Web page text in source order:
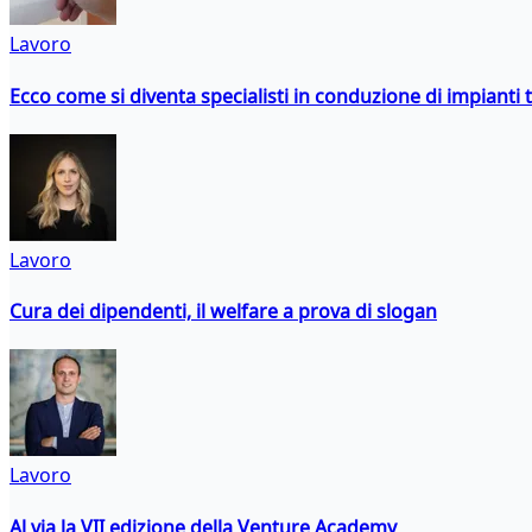
Lavoro
Ecco come si diventa specialisti in conduzione di impianti
Lavoro
Cura dei dipendenti, il welfare a prova di slogan
Lavoro